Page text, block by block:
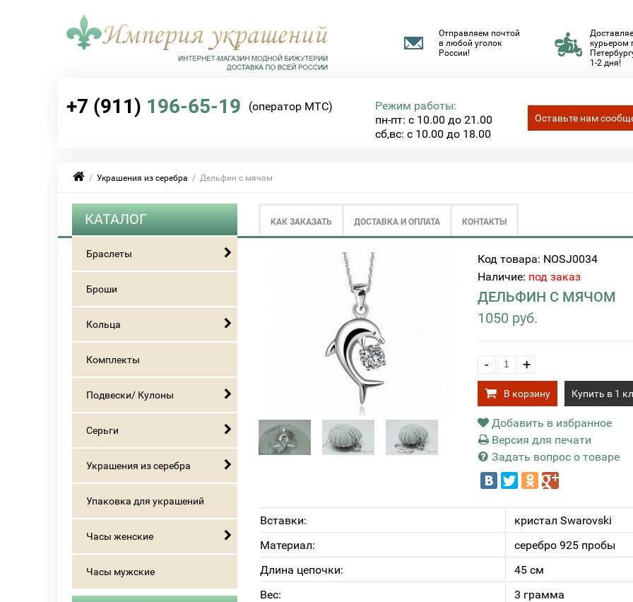
курьером
1-2 дня!
Отправляем почтой
в любой уголок
России!
+7 (911) 196-65-19 (оператор МТС)
Режим работы:
пн-пт: с 10.00 до 21.00
сб,вс: с 10.00 до 18.00
Оставьте нам
/ Украшения из серебра / Дельфин с мячом
КАК ЗАКАЗАТЬ ДОСТАВКА И ОПЛАТА КОНТАКТЫ
КАТАЛОГ
Браслеты
Броши
Кольца
Комплекты
Подвески/ Кулоны
Серьги
Украшения из серебра
Упаковка для украшений
Часы женские
Часы мужские
Код товара: NOSJ0034
Наличие: под заказ
ДЕЛЬФИН С МЯЧОМ
1050 руб.
- +
В корзину Купить в 1
Добавить в избранное
Версия для печати
Задать вопрос о товаре
Вставки:
кристал Swarovski
Материал:
серебро 925 пробы
Длина цепочки:
45 см
Вес:
3 грамма